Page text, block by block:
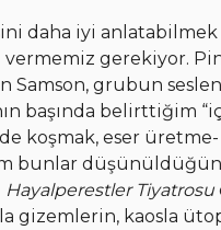
daha iyi anlatabilmek
vermemiz gerekiyor.
Samson, grubun
başında belirttiğim
koşmak, eser üretme-
bunlar
Hayalperestler Tiyatrosu
gizemlerin, kaosla